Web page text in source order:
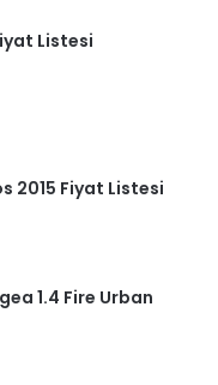
Listesi
2015 Fiyat Listesi
1.4 Fire Urban